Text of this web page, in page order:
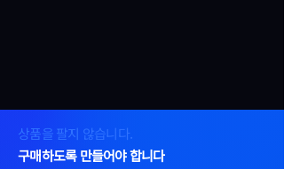
상품을 팔지 않습니다.
구매하도록 만들어야 합니다